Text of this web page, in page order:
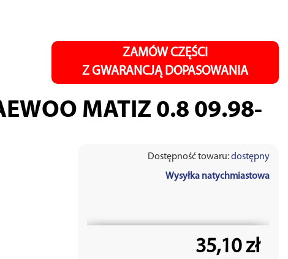
ZAMÓW CZĘŚCI
Z GWARANCJĄ DOPASOWANIA
MATIZ 0.8 09.98-
Dostępność towaru:dostępny
Wysyłka natychmiastowa
35,10 zł